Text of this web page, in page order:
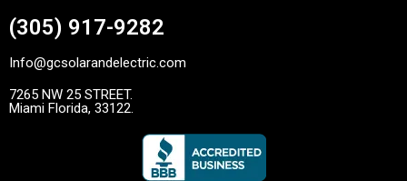
(305) 917-9282
Info@gcsolarandelectric.com
7265 NW 25 STREET.
Miami Florida, 33122.